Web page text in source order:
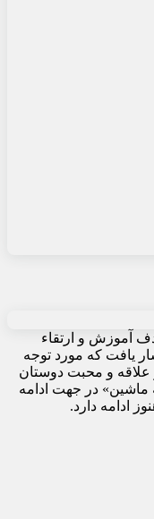
از مهرماه سال ۱۳۵۸ با هدف آموزش و ارتقاء
یافت که مورد توجه
علاقه و محبت دوستان
ماشین» در جهت ادامه
ادامه دارد.